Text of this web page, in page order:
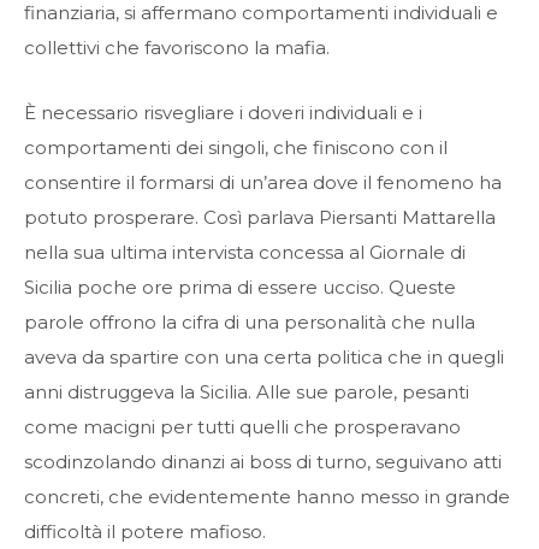
finanziaria, si affermano comportamenti individuali e
collettivi che favoriscono la mafia.
È necessario risvegliare i doveri individuali e i
comportamenti dei singoli, che finiscono con il
consentire il formarsi di un’area dove il fenomeno ha
potuto prosperare. Così parlava Piersanti Mattarella
nella sua ultima intervista concessa al Giornale di
Sicilia poche ore prima di essere ucciso. Queste
parole offrono la cifra di una personalità che nulla
aveva da spartire con una certa politica che in quegli
anni distruggeva la Sicilia. Alle sue parole, pesanti
come macigni per tutti quelli che prosperavano
scodinzolando dinanzi ai boss di turno, seguivano atti
concreti, che evidentemente hanno messo in grande
difficoltà il potere mafioso.